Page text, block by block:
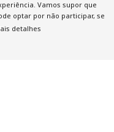
Vamos supor que
optar por não participar, se
detalhes